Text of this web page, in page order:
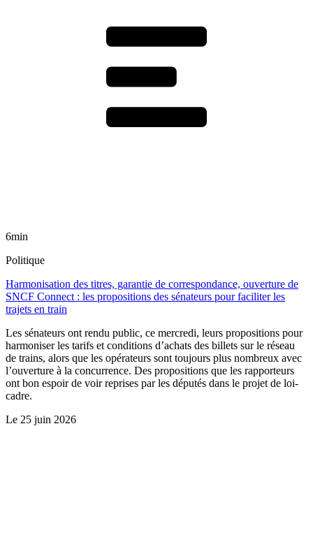
6min
Politique
Harmonisation des titres, garantie de correspondance, ouverture de
SNCF Connect : les propositions des sénateurs pour faciliter les
trajets en train
Les sénateurs ont rendu public, ce mercredi, leurs propositions pour
harmoniser les tarifs et conditions d’achats des billets sur le réseau
de trains, alors que les opérateurs sont toujours plus nombreux avec
l’ouverture à la concurrence. Des propositions que les rapporteurs
ont bon espoir de voir reprises par les députés dans le projet de loi-
cadre.
Le 25 juin 2026